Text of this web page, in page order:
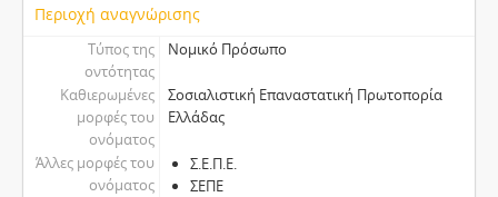
Περιοχή αναγνώρισης
Τύπος της
οντότητας
Νομικό Πρόσωπο
Καθιερωμένες
μορφές του
ονόματος
Σοσιαλιστική Επαναστατική Πρωτοπορία
Ελλάδας
Άλλες μορφές του
ονόματος
Σ.Ε.Π.Ε.
ΣΕΠΕ